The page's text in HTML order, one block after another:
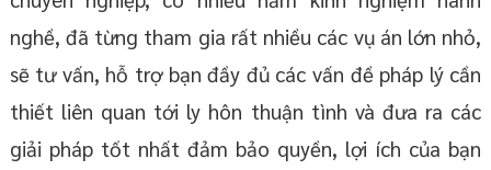
nghề, đã từng tham gia rất nhiều các vụ án lớn nhỏ,
sẽ tư vấn, hỗ trợ bạn đầy đủ các vấn đề pháp lý cần
thiết liên quan tới ly hôn thuận tình và đưa ra các
giải pháp tốt nhất đảm bảo quyền, lợi ích của bạn